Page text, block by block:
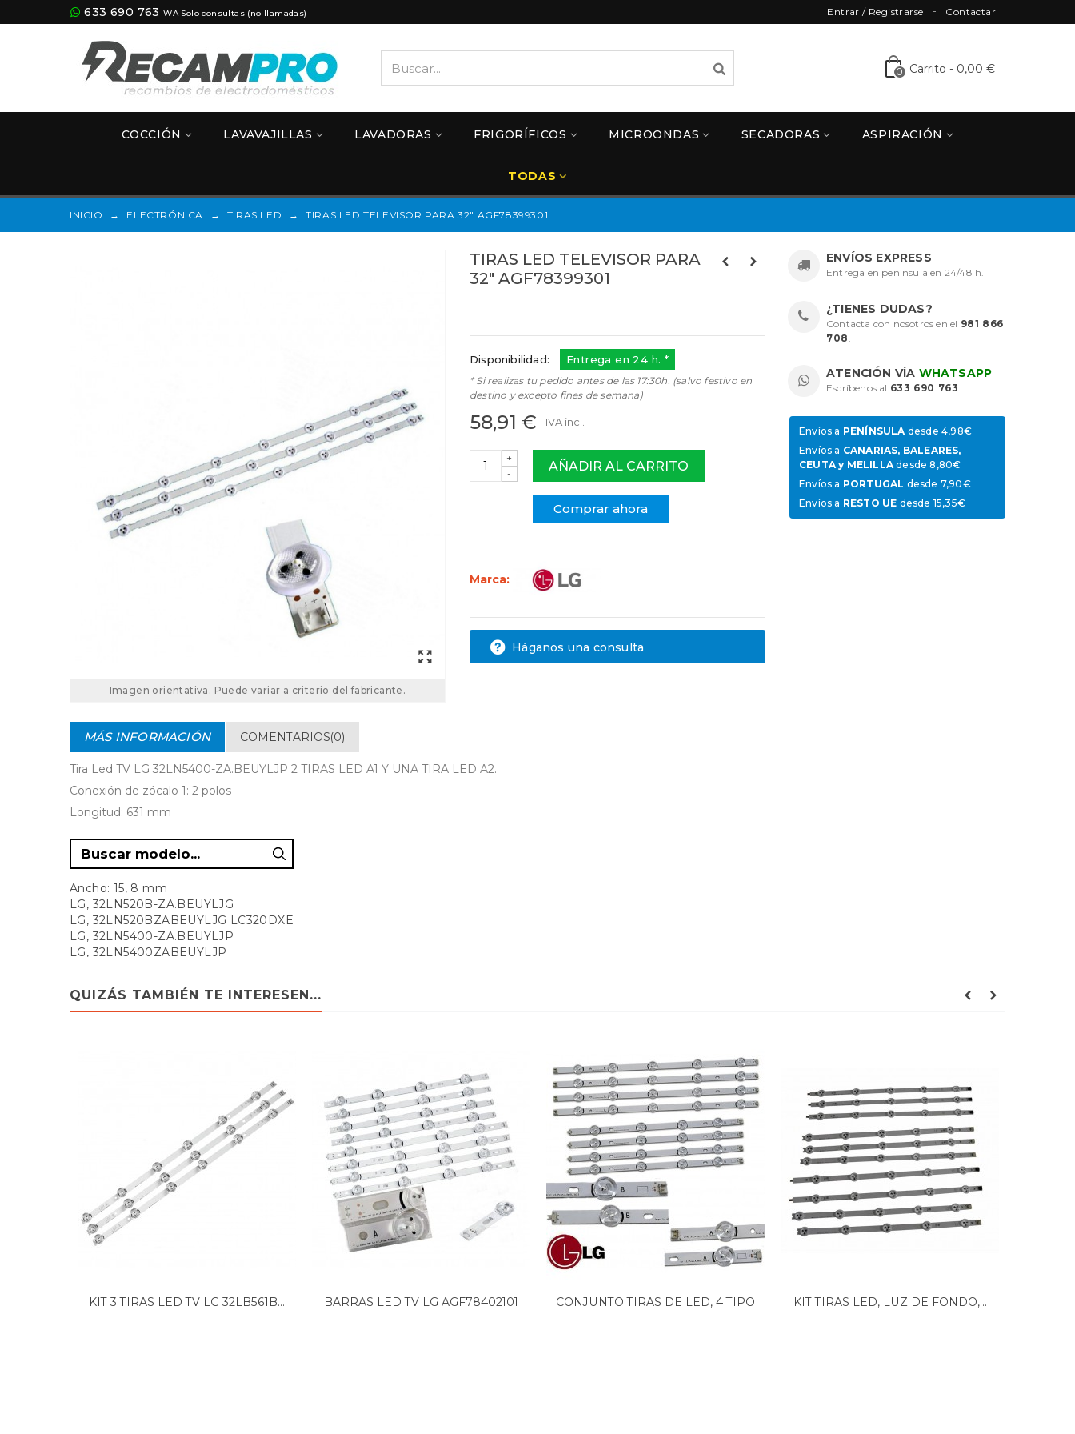
633 690 763 WA Solo consultas (no llamadas) Contactar
Entrar / Registrarse
0 Carrito - 0,00 €
COCCIÓN LAVAVAJILLAS LAVADORAS FRIGORÍFICOS MICROONDAS SECADORAS ASPIRACIÓN
TODAS
INICIO → ELECTRÓNICA → TIRAS LED → TIRAS LED TELEVISOR PARA 32" AGF78399301
Imagen orientativa. Puede variar a criterio del fabricante.
TIRAS LED TELEVISOR PARA
32" AGF78399301
Disponibilidad: Entrega en 24 h. *
* Si realizas tu pedido antes de las 17:30h. (salvo festivo en
destino y excepto fines de semana)
58,91 € IVA incl.
-
+
AÑADIR AL CARRITO
Comprar ahora
Marca:
Háganos una consulta
ENVÍOS EXPRESS
Entrega en península en 24/48 h.
¿TIENES DUDAS?
Contacta con nosotros en el 981 866
708 .
ATENCIÓN VÍA WHATSAPP
Escríbenos al 633 690 763.
Envíos a PENÍNSULAdesde 4,98€
Envíos a CANARIAS, BALEARES,
CEUTA y MELILLAdesde 8,80€
Envíos a PORTUGAL desde 7,90€
Envíos a RESTO UE desde 15,35€
MÁS INFORMACIÓN COMENTARIOS(0)
Tira Led TV LG 32LN5400-ZA.BEUYLJP 2 TIRAS LED A1 Y UNA TIRA LED A2.
Conexión de zócalo 1: 2 polos
Longitud: 631 mm
Ancho: 15, 8 mm
LG, 32LN520B-ZA.BEUYLJG
LG, 32LN520BZABEUYLJG LC320DXE
LG, 32LN5400-ZA.BEUYLJP
LG, 32LN5400ZABEUYLJP
LG, 32LN540B-ZA
LG, 32LN540B-ZA.BEUYLJP
LG, 32LN540B.ZA-BEUYLJP
QUIZÁS TAMBIÉN TE INTERESEN...
KIT 3 TIRAS LED TV LG 32LB561B...
BARRAS LED TV LG AGF78402101
CONJUNTO TIRAS DE LED, 4 TIPO
KIT TIRAS LED, LUZ DE FONDO,...